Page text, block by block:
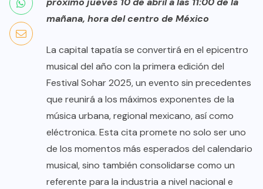
mañana, hora del centro de México
La capital tapatía se convertirá en el epicentro
musical del año con la primera edición del
Festival Sohar 2025, un evento sin precedentes
que reunirá a los máximos exponentes de la
música urbana, regional mexicano, así como
eléctronica. Esta cita promete no solo ser uno
de los momentos más esperados del calendario
musical, sino también consolidarse como un
referente para la industria a nivel nacional e